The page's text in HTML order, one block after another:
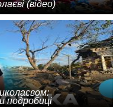
(відео)
подробиці